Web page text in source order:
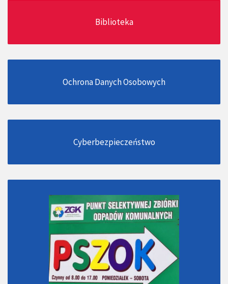
Biblioteka
Ochrona Danych Osobowych
Cyberbezpieczeństwo